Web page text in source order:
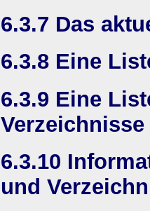
6.3.7 Das
6.3.8 Eine
6.3.9 Eine
Verzeichnisse
6.3.10
und